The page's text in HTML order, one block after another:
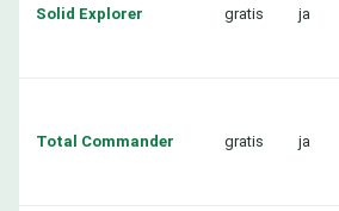
Solid Explorer gratis ja
Total Commander gratis ja